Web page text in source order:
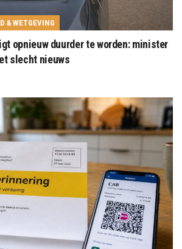
& WETGEVING
opnieuw duurder te worden: minister
slecht nieuws